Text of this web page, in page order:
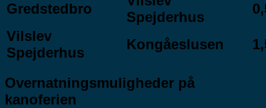
Gredstedbro
Spejderhus
Vilslev
Spejderhus
Kongåeslusen
Overnatningsmuligheder på
kanoferien